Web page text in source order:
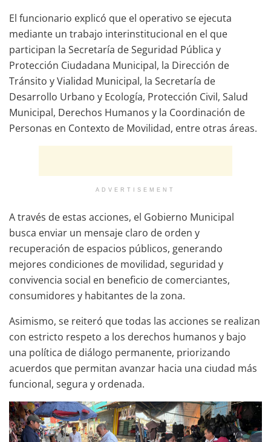
El funcionario explicó que el operativo se ejecuta
mediante un trabajo interinstitucional en el que
participan la Secretaría de Seguridad Pública y
Protección Ciudadana Municipal, la Dirección de
Tránsito y Vialidad Municipal, la Secretaría de
Desarrollo Urbano y Ecología, Protección Civil, Salud
Municipal, Derechos Humanos y la Coordinación de
Personas en Contexto de Movilidad, entre otras áreas.
ADVERTISEMENT
A través de estas acciones, el Gobierno Municipal
busca enviar un mensaje claro de orden y
recuperación de espacios públicos, generando
mejores condiciones de movilidad, seguridad y
convivencia social en beneficio de comerciantes,
consumidores y habitantes de la zona.
Asimismo, se reiteró que todas las acciones se realizan
con estricto respeto a los derechos humanos y bajo
una política de diálogo permanente, priorizando
acuerdos que permitan avanzar hacia una ciudad más
funcional, segura y ordenada.